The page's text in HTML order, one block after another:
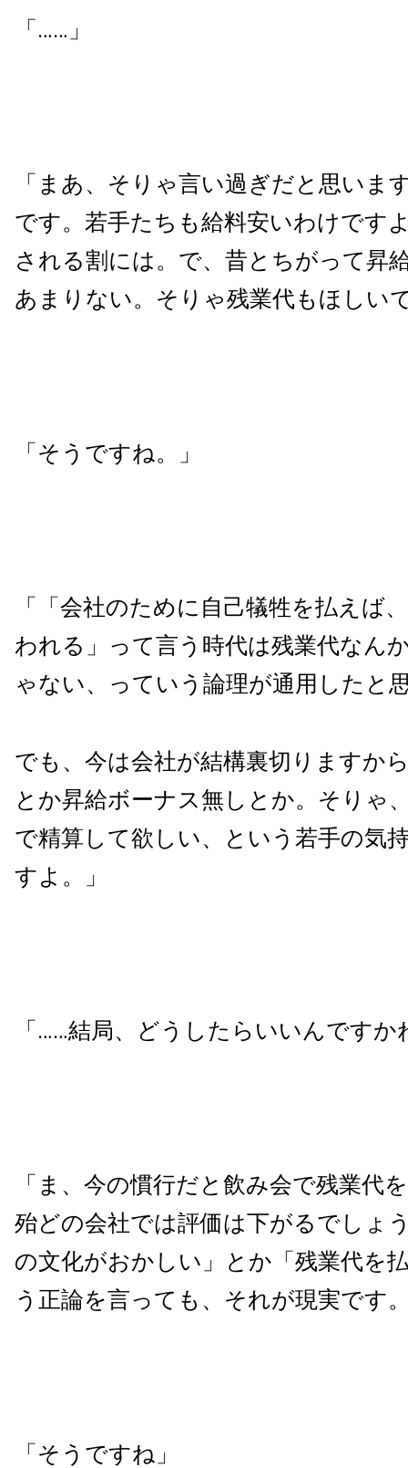
「……」
「まあ、そりゃ言い過ぎだと思いま
です。若手たちも給料安いわけです
される割には。で、昔とちがって昇
あまりない。そりゃ残業代もほしい
「そうですね。」
「「会社のために自己犠牲を払えば
われる」って言う時代は残業代なん
ゃない、っていう論理が通用したと
でも、今は会社が結構裏切りますか
とか昇給ボーナス無しとか。そりゃ
で精算して欲しい、という若手の気
すよ。」
「……結局、どうしたらいいんですか
「ま、今の慣行だと飲み会で残業代
殆どの会社では評価は下がるでしょ
の文化がおかしい」とか「残業代を
う正論を言っても、それが現実です
「そうですね」